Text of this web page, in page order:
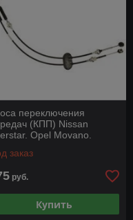
переключения
(КПП) Nissan
Opel Movano.
01-
заказ
руб.
Купить